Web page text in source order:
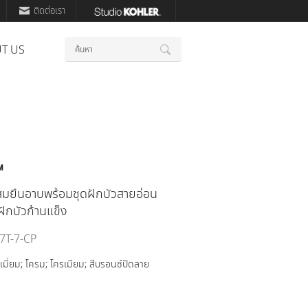
ติดต่อเรา
US
ยืนอาบพร้อมชุดฝักบัวสายอ่อน
กบัวก้านแข็ง
7-CP
มี่ยม; โครม; โครเมียม; สีบรอนซ์ปัดลาย